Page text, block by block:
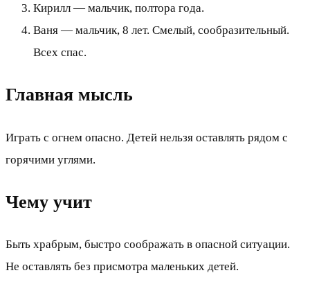
Кирилл — мальчик, полтора года.
Ваня — мальчик, 8 лет. Смелый, сообразительный.
Всех спас.
Главная мысль
Играть с огнем опасно. Детей нельзя оставлять рядом с
горячими углями.
Чему учит
Быть храбрым, быстро соображать в опасной ситуации.
Не оставлять без присмотра маленьких детей.